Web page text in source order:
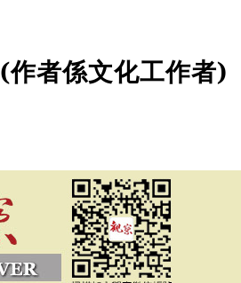
(作者係文化工作者)